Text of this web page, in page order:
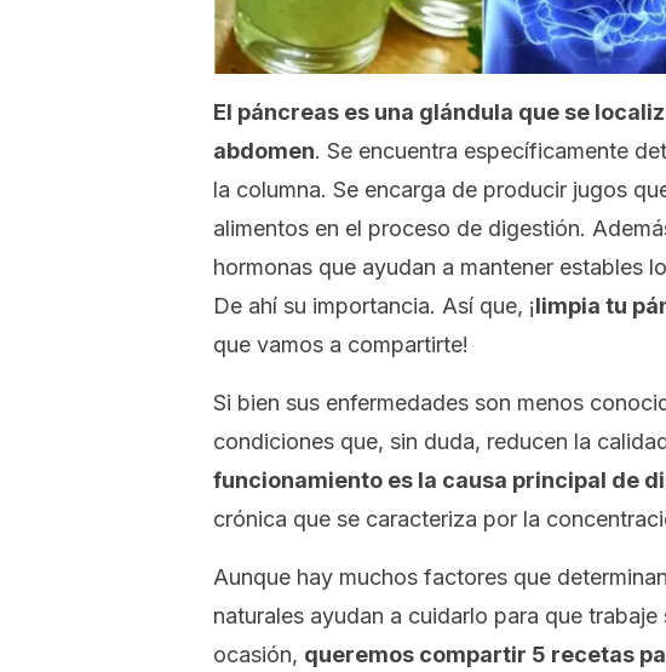
El páncreas es una glándula que se
abdomen. Se encuentra específicamente
la columna. Se encarga de producir jugos
alimentos en el proceso de digestión.
hormonas que ayudan a mantener estables
De ahí su importancia. Así que, ¡limpia tu
que vamos a compartirte!
Si bien sus enfermedades son menos
condiciones que, sin duda, reducen la
funcionamiento es la causa principal de
crónica que se caracteriza por la
Aunque hay muchos factores que
naturales ayudan a cuidarlo para que
ocasión, queremos compartir 5 recetas